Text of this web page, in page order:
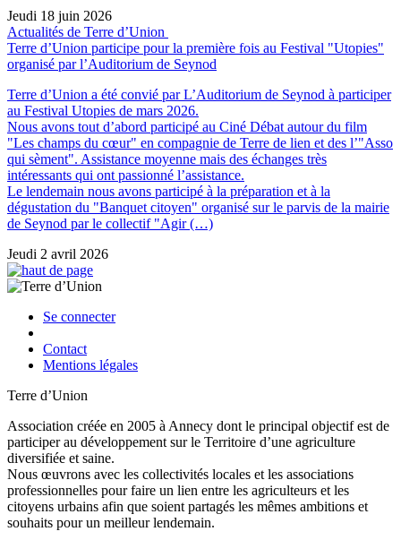
Jeudi 18 juin 2026
Actualités de Terre d’Union
Terre d’Union participe pour la première fois au Festival "Utopies"
organisé par l’Auditorium de Seynod
Terre d’Union a été convié par L’Auditorium de Seynod à participer
au Festival Utopies de mars 2026.
Nous avons tout d’abord participé au Ciné Débat autour du film
"Les champs du cœur" en compagnie de Terre de lien et des l’"Asso
qui sèment". Assistance moyenne mais des échanges très
intéressants qui ont passionné l’assistance.
Le lendemain nous avons participé à la préparation et à la
dégustation du "Banquet citoyen" organisé sur le parvis de la mairie
de Seynod par le collectif "Agir (…)
Jeudi 2 avril 2026
Se connecter
Contact
Mentions légales
Terre d’Union
Association créée en 2005 à Annecy dont le principal objectif est de
participer au développement sur le Territoire d’une agriculture
diversifiée et saine.
Nous œuvrons avec les collectivités locales et les associations
professionnelles pour faire un lien entre les agriculteurs et les
citoyens urbains afin que soient partagés les mêmes ambitions et
souhaits pour un meilleur lendemain.